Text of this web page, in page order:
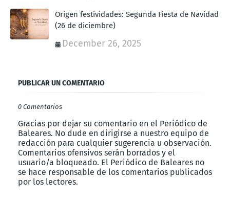
Origen festividades: Segunda Fiesta de Navidad
(26 de diciembre)
December 26, 2025
PUBLICAR UN COMENTARIO
0 Comentarios
Gracias por dejar su comentario en el Periódico de
Baleares. No dude en dirigirse a nuestro equipo de
redacción para cualquier sugerencia u observación.
Comentarios ofensivos serán borrados y el
usuario/a bloqueado. El Periódico de Baleares no
se hace responsable de los comentarios publicados
por los lectores.